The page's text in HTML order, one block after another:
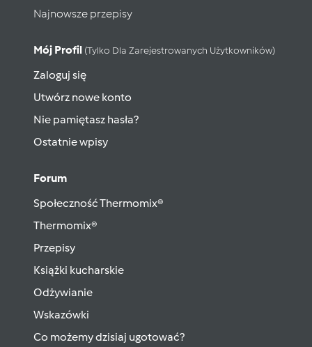
Najnowsze przepisy
Mój Profil (tylko Dla Zarejestrowanych Użytkowników)
Zaloguj się
Utwórz nowe konto
Nie pamiętasz hasła?
Ostatnie wpisy
Forum
Społeczność Thermomix®
Thermomix®
Przepisy
Książki kucharskie
Odżywianie
Wskazówki
Co możemy dzisiaj ugotować?